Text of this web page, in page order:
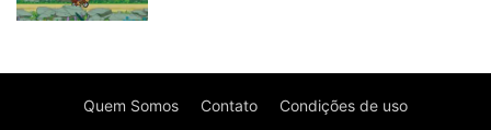
Quem Somos Contato Condições de uso